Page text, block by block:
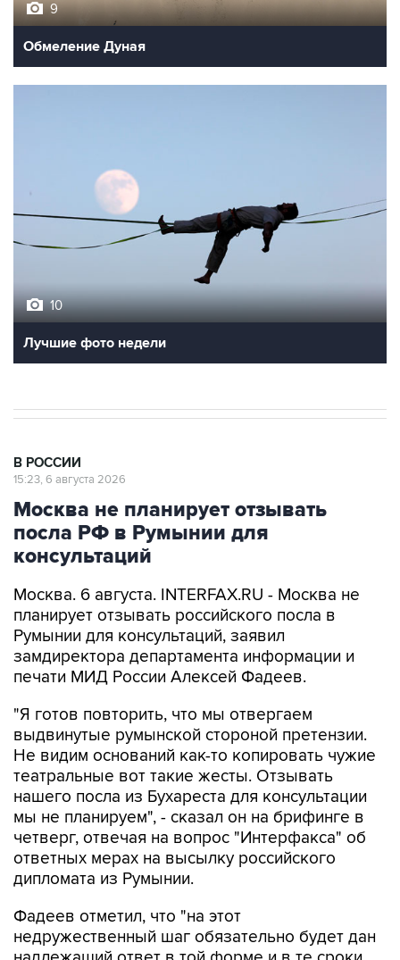
9
Обмеление Дуная
10
Лучшие фото недели
В РОССИИ
15:23, 6 августа 2026
Москва не планирует отзывать
посла РФ в Румынии для
консультаций
Москва. 6 августа. INTERFAX.RU - Москва не
планирует отзывать российского посла в
Румынии для консультаций, заявил
замдиректора департамента информации и
печати МИД России Алексей Фадеев.
"Я готов повторить, что мы отвергаем
выдвинутые румынской стороной претензии.
Не видим оснований как-то копировать чужие
театральные вот такие жесты. Отзывать
нашего посла из Бухареста для консультации
мы не планируем", - сказал он на брифинге в
четверг, отвечая на вопрос "Интерфакса" об
ответных мерах на высылку российского
дипломата из Румынии.
Фадеев отметил, что "на этот
недружественный шаг обязательно будет дан